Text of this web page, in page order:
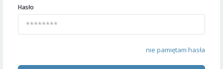
Hasło
nie pamiętam hasła